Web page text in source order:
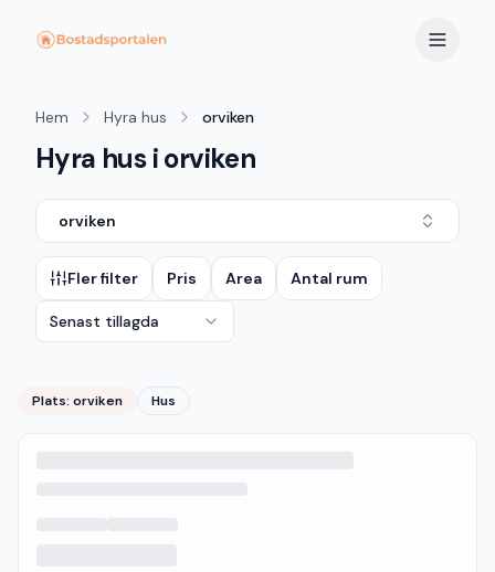
Hem Hyra hus orviken
Hyra hus i orviken
orviken
Fler filter Pris Area Antal rum
Senast tillagda
Plats: orviken Hus